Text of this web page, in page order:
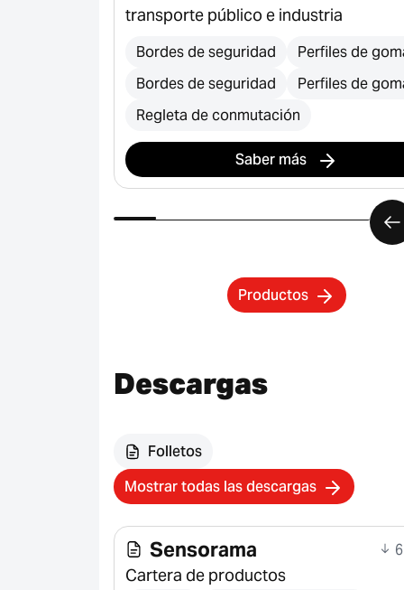
transporte público e industria
Bordes de seguridad
Perfiles de
Bordes de seguridad
Perfiles de
Regleta de conmutación
Saber más
Productos
Descargas
Folletos
Mostrar todas las descargas
Sensorama
Cartera de productos